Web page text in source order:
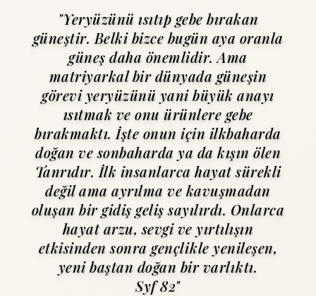
"Yeryüzünü ısıtıp gebe bırakan
güneştir. Belki bizce bugün aya oranla
güneş daha önemlidir. Ama
matriyarkal bir dünyada güneşin
görevi yeryüzünü yani büyük anayı
ısıtmak ve onu ürünlere gebe
bırakmaktı. İşte onun için ilkbaharda
doğan ve sonbaharda ya da kışın ölen
Tanrıdır. İlk insanlarca hayat sürekli
değil ama ayrılma ve kavuşmadan
oluşan bir gidiş geliş sayılırdı. Onlarca
hayat arzu, sevgi ve yırtılışın
etkisinden sonra gençlikle yenileşen,
yeni baştan doğan bir varlıktı.
Syf 82"